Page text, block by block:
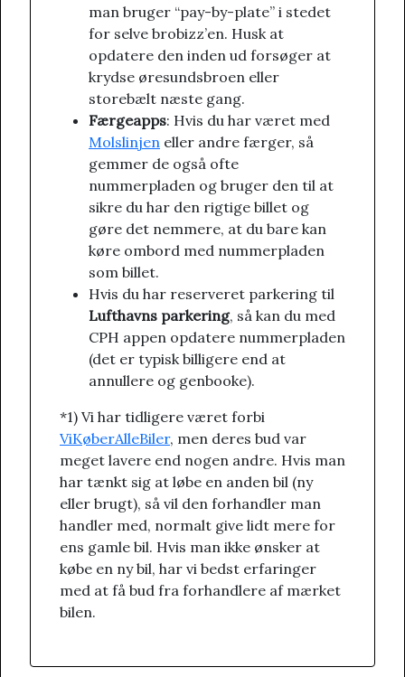
man bruger “pay-by-plate” i stedet
for selve brobizz’en. Husk at
opdatere den inden ud forsøger at
krydse øresundsbroen eller
storebælt næste gang.
Færgeapps: Hvis du har været med
Molslinjen eller andre færger, så
gemmer de også ofte
nummerpladen og bruger den til at
sikre du har den rigtige billet og
gøre det nemmere, at du bare kan
køre ombord med nummerpladen
som billet.
Hvis du har reserveret parkering til
Lufthavns parkering, så kan du med
CPH appen opdatere nummerpladen
(det er typisk billigere end at
annullere og genbooke).
*1) Vi har tidligere været forbi
ViKøberAlleBiler, men deres bud var
meget lavere end nogen andre. Hvis man
har tænkt sig at løbe en anden bil (ny
eller brugt), så vil den forhandler man
handler med, normalt give lidt mere for
ens gamle bil. Hvis man ikke ønsker at
købe en ny bil, har vi bedst erfaringer
med at få bud fra forhandlere af mærket
bilen.